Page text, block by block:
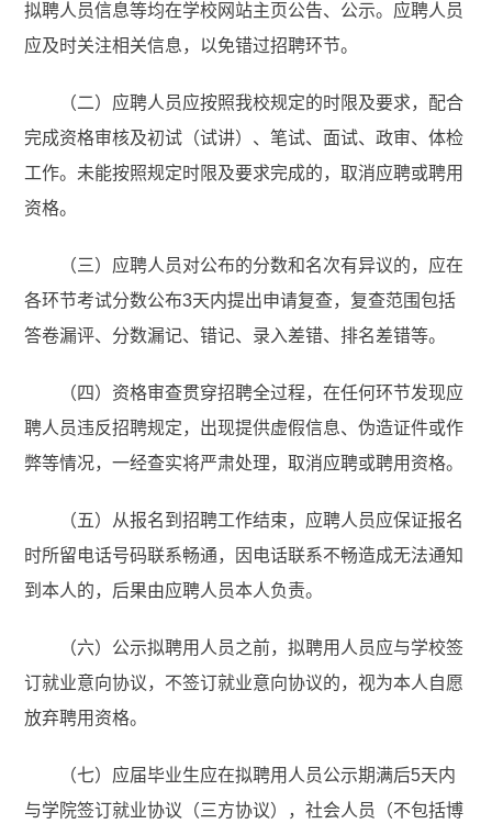
拟聘人员信息等均在学校网站主页公告、公示。应聘人员
应及时关注相关信息，以免错过招聘环节。
（二）应聘人员应按照我校规定的时限及要求，配合
完成资格审核及初试（试讲）、笔试、面试、政审、体检
工作。未能按照规定时限及要求完成的，取消应聘或聘用
资格。
（三）应聘人员对公布的分数和名次有异议的，应在
各环节考试分数公布3天内提出申请复查，复查范围包括
答卷漏评、分数漏记、错记、录入差错、排名差错等。
（四）资格审查贯穿招聘全过程，在任何环节发现应
聘人员违反招聘规定，出现提供虚假信息、伪造证件或作
弊等情况，一经查实将严肃处理，取消应聘或聘用资格。
（五）从报名到招聘工作结束，应聘人员应保证报名
时所留电话号码联系畅通，因电话联系不畅造成无法通知
到本人的，后果由应聘人员本人负责。
（六）公示拟聘用人员之前，拟聘用人员应与学校签
订就业意向协议，不签订就业意向协议的，视为本人自愿
放弃聘用资格。
（七）应届毕业生应在拟聘用人员公示期满后5天内
与学院签订就业协议（三方协议），社会人员（不包括博